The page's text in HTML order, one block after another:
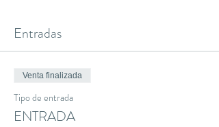
Entradas
Venta finalizada
Tipo de entrada
ENTRADA